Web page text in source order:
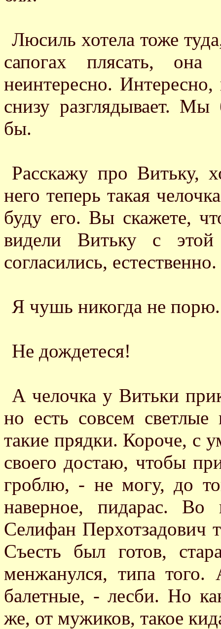
Люсиль хотела тоже
сапогах плясать,
неинтересно.
снизу разглядывает. Мы
бы.
Расскажу про Витьку,
него теперь такая
буду его. Вы скажете,
видели Витьку с
согласились, естественно.
Я чушь никогда не
Не дождетеся!
А челочка у Витьки
но есть совсем
такие прядки. Короче, с
своего достаю, чтобы
гроблю, - не могу, до
наверное, пидарас.
Селифан Перхотзадович
Съесть был готов,
менжанулся, типа
балетные, - лесби. Но
же, от мужиков, такое